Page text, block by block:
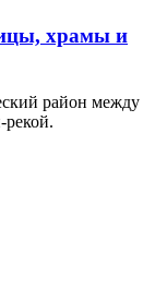
храмы и
район между